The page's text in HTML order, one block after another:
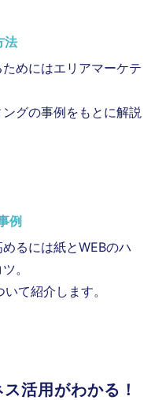
法
めにはエリアマーケテ
グの事例をもとに解説
例
るには紙とWEBのハ
。
て紹介します。
活用がわかる！